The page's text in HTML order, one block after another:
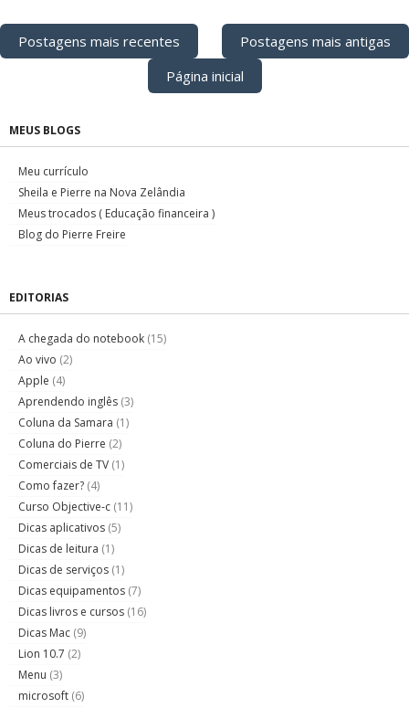
Postagens mais recentes
Postagens mais antigas
Página inicial
MEUS BLOGS
Meu currículo
Sheila e Pierre na Nova Zelândia
Meus trocados ( Educação financeira )
Blog do Pierre Freire
EDITORIAS
A chegada do notebook (15)
Ao vivo (2)
Apple (4)
Aprendendo inglês (3)
Coluna da Samara (1)
Coluna do Pierre (2)
Comerciais de TV (1)
Como fazer? (4)
Curso Objective-c (11)
Dicas aplicativos (5)
Dicas de leitura (1)
Dicas de serviços (1)
Dicas equipamentos (7)
Dicas livros e cursos (16)
Dicas Mac (9)
Lion 10.7 (2)
Menu (3)
microsoft (6)